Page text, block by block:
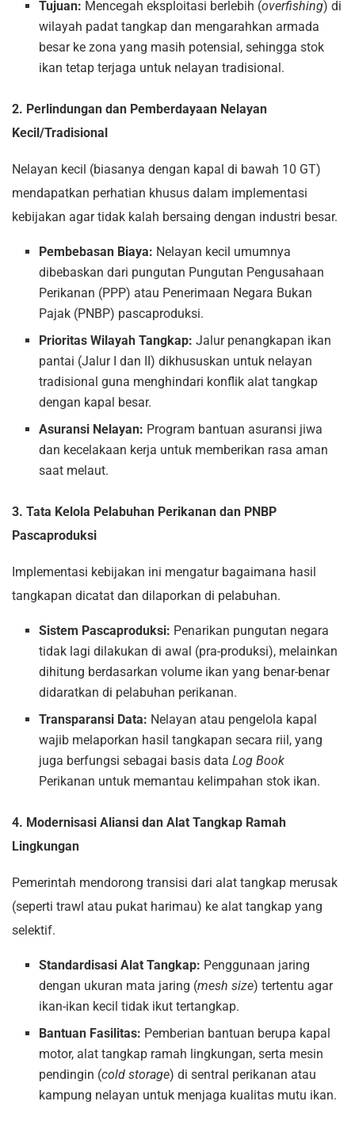
Tujuan: Mencegah eksploitasi berlebih (overfishing) di
wilayah padat tangkap dan mengarahkan armada
besar ke zona yang masih potensial, sehingga stok
ikan tetap terjaga untuk nelayan tradisional.
2. Perlindungan dan Pemberdayaan Nelayan
Kecil/Tradisional
Nelayan kecil (biasanya dengan kapal di bawah 10 GT)
mendapatkan perhatian khusus dalam implementasi
kebijakan agar tidak kalah bersaing dengan industri besar.
Pembebasan Biaya: Nelayan kecil umumnya
dibebaskan dari pungutan Pungutan Pengusahaan
Perikanan (PPP) atau Penerimaan Negara Bukan
Pajak (PNBP) pascaproduksi.
Prioritas Wilayah Tangkap: Jalur penangkapan ikan
pantai (Jalur I dan II) dikhususkan untuk nelayan
tradisional guna menghindari konflik alat tangkap
dengan kapal besar.
Asuransi Nelayan: Program bantuan asuransi jiwa
dan kecelakaan kerja untuk memberikan rasa aman
saat melaut.
3. Tata Kelola Pelabuhan Perikanan dan PNBP
Pascaproduksi
Implementasi kebijakan ini mengatur bagaimana hasil
tangkapan dicatat dan dilaporkan di pelabuhan.
Sistem Pascaproduksi: Penarikan pungutan negara
tidak lagi dilakukan di awal (pra-produksi), melainkan
dihitung berdasarkan volume ikan yang benar-benar
didaratkan di pelabuhan perikanan.
Transparansi Data: Nelayan atau pengelola kapal
wajib melaporkan hasil tangkapan secara riil, yang
juga berfungsi sebagai basis dataLog Book
Perikanan untuk memantau kelimpahan stok ikan.
4. Modernisasi Aliansi dan Alat Tangkap Ramah
Lingkungan
Pemerintah mendorong transisi dari alat tangkap merusak
(seperti trawl atau pukat harimau) ke alat tangkap yang
selektif.
Standardisasi Alat Tangkap: Penggunaan jaring
dengan ukuran mata jaring (mesh size) tertentu agar
ikan-ikan kecil tidak ikut tertangkap.
Bantuan Fasilitas: Pemberian bantuan berupa kapal
motor, alat tangkap ramah lingkungan, serta mesin
pendingin (cold storage) di sentral perikanan atau
kampung nelayan untuk menjaga kualitas mutu ikan.